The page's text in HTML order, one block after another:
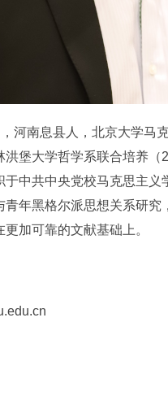
南息县人，北京大学马克
洪堡大学哲学系联合培养
于中共中央党校马克思主
年黑格尔派思想关系研究
加可靠的文献基础上。